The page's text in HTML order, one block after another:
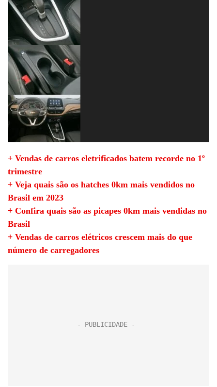
+ Vendas de carros eletrificados batem recorde no 1º
trimestre
+ Veja quais são os hatches 0km mais vendidos no
Brasil em 2023
+ Confira quais são as picapes 0km mais vendidas no
Brasil
+ Vendas de carros elétricos crescem mais do que
número de carregadores